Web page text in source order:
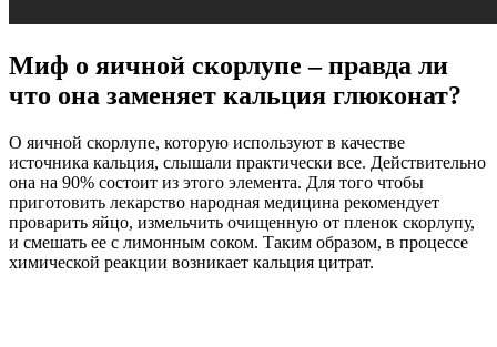
Миф о яичной скорлупе – правда ли
что она заменяет кальция глюконат?
О яичной скорлупе, которую используют в качестве
источника кальция, слышали практически все. Действительно
она на 90% состоит из этого элемента. Для того чтобы
приготовить лекарство народная медицина рекомендует
проварить яйцо, измельчить очищенную от пленок скорлупу,
и смешать ее с лимонным соком. Таким образом, в процессе
химической реакции возникает кальция цитрат.